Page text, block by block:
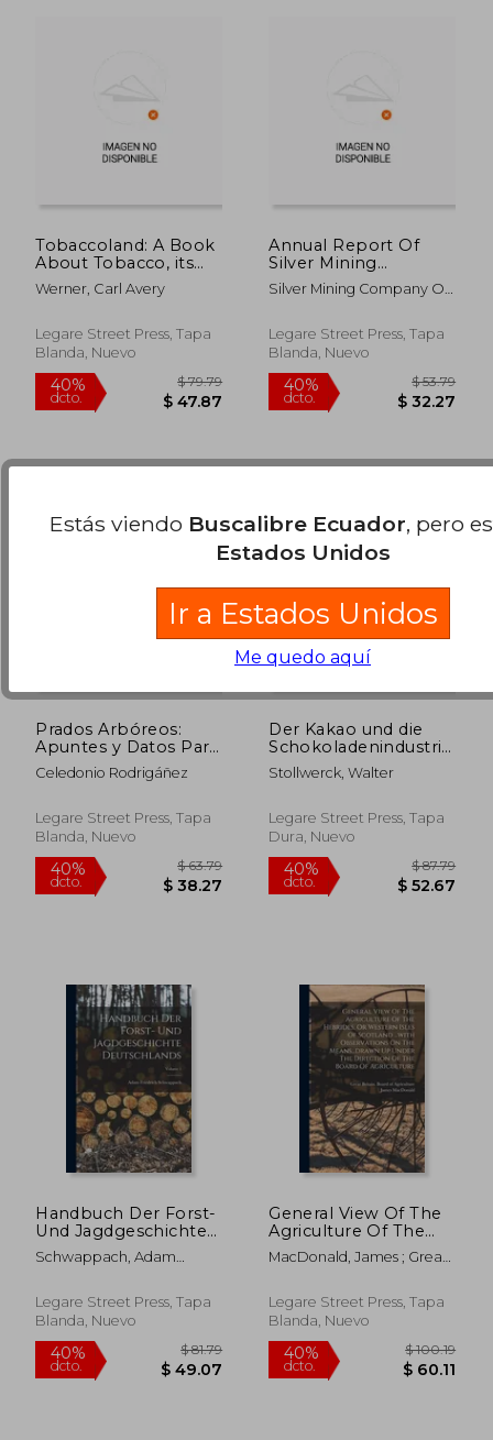
dcto. $ 53.87 dcto. $
40%
dcto. $ 55.54
40%
dcto. $
Tobaccoland: A Book
About Tobacco, its
History, Legends,
Literature, Cultivation,
Influences,
Commercial Develo
Werner, Carl Avery
Legare Street Press, Tapa
Blanda, Nuevo
Annual Report Of
Silver Mining
Company Of Silver
Islet (en Inglés)
Silver Mining Company Of
Legare Street Press, Tapa
Blanda, Nuevo
Prados Arbóreos:
Apuntes y Datos Para
Aprovechar el Follaje
Delos Árboles y
Alimentación del
Ganado
Celedonio Rodrigáñez
Legare Street Press, Tapa
Blanda, Nuevo
Der Kakao und die
Schokoladenindustrie
(en Alemán)
Stollwerck, Walter
Legare Street Press, Tapa
Dura, Nuevo
Handbuch Der Forst-
Und Jagdgeschichte
Deutschlands;
Volume 1 (en Alemán)
Schwappach, Adam
Legare Street Press, Tapa
Blanda, Nuevo
General View Of The
Agriculture Of The
Hebrides, Or Western
Isles Of Scotland
On The Means...drawn
Up Under The
Inglés)
MacDonald, James ; Great
Agriculture
Legare Street Press, Tapa
Blanda, Nuevo
Estás viendo Buscalibre Ecuador, pero
Estados Unidos
Ir a Estados Unidos
Me quedo aquí